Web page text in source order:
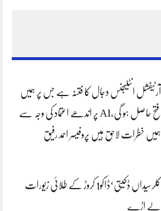
آرٹیفشل انٹلیجنس دجال کا فتنہ ہے جس پر ہمیں
فتح حاصل ہو گی،AI پر اندھے اعتماد کی وجہ سے
ہمیں خطرات لاحق ہیں پروفیسر احمد رفیق
کلرسیداں ڈکیتی‘ڈاکو1 کروڑ کے طلائی زیورات
لے اڑے